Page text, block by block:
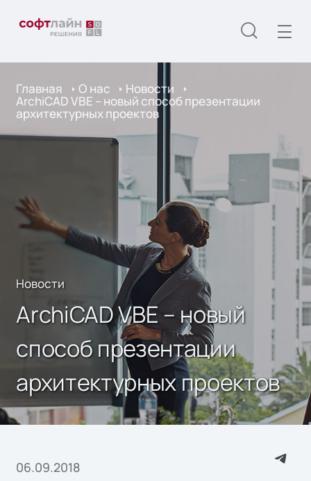
Главная О нас Новости
ArchiCAD VBE – новый способ презентации
архитектурных проектов
Новости
ArchiCAD VBE – новый
способ презентации
архитектурных проектов
06.09.2018